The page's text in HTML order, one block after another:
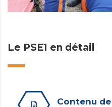
Le PSE1 en détail
Contenu